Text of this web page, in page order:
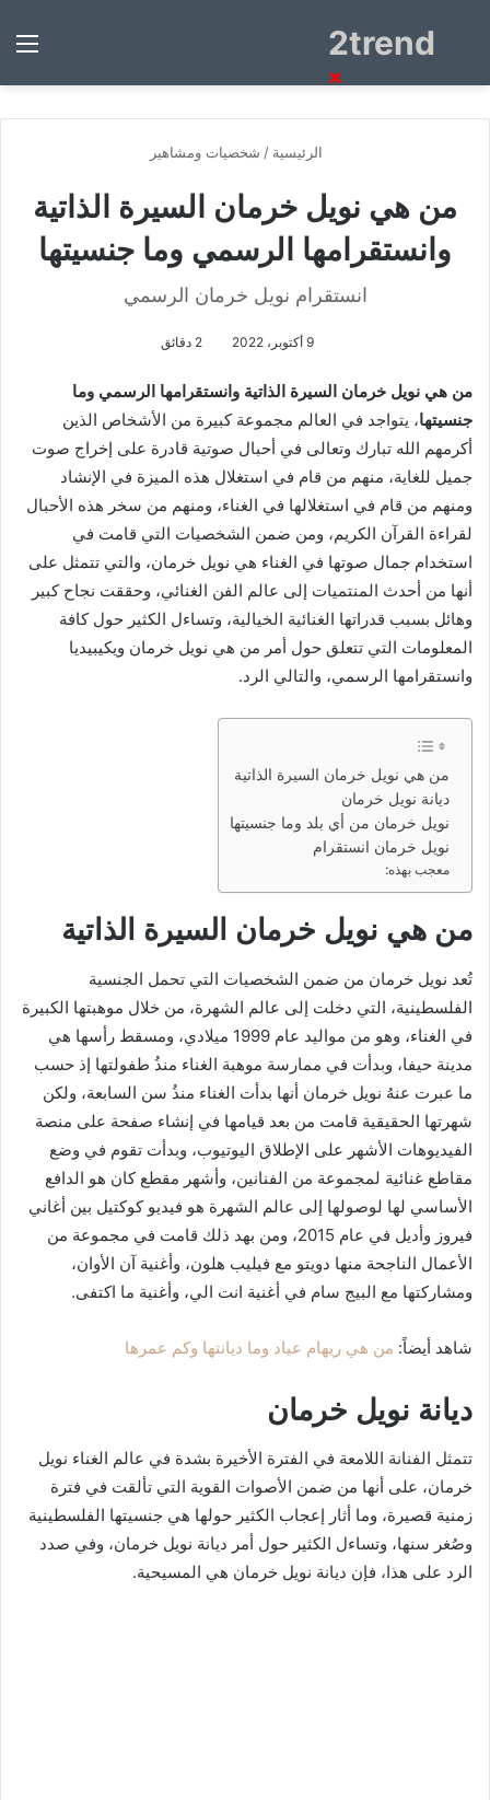
2trendبحث
الرئيسية / شخصيات ومشاهير
من هي نويل خرمان السيرة الذاتية
وانستقرامها الرسمي وما جنسيتها
انستقرام نويل خرمان الرسمي
9 أكتوبر، 2022 2 دقائق
من هي نويل خرمان السيرة الذاتية وانستقرامها الرسمي وما
جنسيتها، يتواجد في العالم مجموعة كبيرة من الأشخاص الذين
أكرمهم الله تبارك وتعالى في أحبال صوتية قادرة على إخراج صوت
جميل للغاية، منهم من قام في استغلال هذه الميزة في الإنشاد
ومنهم من قام في استغلالها في الغناء، ومنهم من سخر هذه الأحبال
لقراءة القرآن الكريم، ومن ضمن الشخصيات التي قامت في
استخدام جمال صوتها في الغناء هي نويل خرمان، والتي تتمثل على
أنها من أحدث المنتميات إلى عالم الفن الغنائي، وحققت نجاح كبير
وهائل بسبب قدراتها الغنائية الخيالية، وتساءل الكثير حول كافة
المعلومات التي تتعلق حول أمر من هي نويل خرمان ويكيبيديا
وانستقرامها الرسمي، والتالي الرد.
من هي نويل خرمان السيرة الذاتية
ديانة نويل خرمان
نويل خرمان من أي بلد وما جنسيتها
نويل خرمان انستقرام
معجب بهذه:
من هي نويل خرمان السيرة الذاتية
تُعد نويل خرمان من ضمن الشخصيات التي تحمل الجنسية
الفلسطينية، التي دخلت إلى عالم الشهرة، من خلال موهبتها الكبيرة
في الغناء، وهو من مواليد عام 1999 ميلادي، ومسقط رأسها هي
مدينة حيفا، وبدأت في ممارسة موهبة الغناء منذُ طفولتها إذ حسب
ما عبرت عنهُ نويل خرمان أنها بدأت الغناء منذُ سن السابعة، ولكن
شهرتها الحقيقية قامت من بعد قيامها في إنشاء صفحة على منصة
الفيديوهات الأشهر على الإطلاق اليوتيوب، وبدأت تقوم في وضع
مقاطع غنائية لمجموعة من الفنانين، وأشهر مقطع كان هو الدافع
الأساسي لها لوصولها إلى عالم الشهرة هو فيديو كوكتيل بين أغاني
فيروز وأديل في عام 2015، ومن بهد ذلك قامت في مجموعة من
الأعمال الناجحة منها دويتو مع فيليب هلون، وأغنية آن الأوان،
ومشاركتها مع البيج سام في أغنية انت الي، وأغنية ما اكتفى.
شاهد أيضاً: من هي ريهام عياد وما ديانتها وكم عمرها
ديانة نويل خرمان
تتمثل الفنانة اللامعة في الفترة الأخيرة بشدة في عالم الغناء نويل
خرمان، على أنها من ضمن الأصوات القوية التي تألقت في فترة
زمنية قصيرة، وما أثار إعجاب الكثير حولها هي جنسيتها الفلسطينية
وصُغر سنها، وتساءل الكثير حول أمر ديانة نويل خرمان، وفي صدد
الرد على هذا، فإن ديانة نويل خرمان هي المسيحية.
×